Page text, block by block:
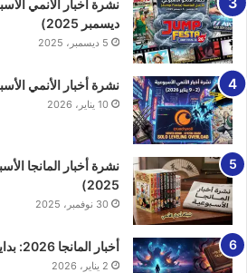
ديسمبر 2025)
5 ديسمبر، 2025
نشرة أخبار الأنمي الأسبوعية (2 – 9
10 يناير، 2026
2025)
30 نوفمبر، 2025
أخبار المانجا 2026: بداية تاريخية ومفاجآت صادمة!
2 يناير، 2026